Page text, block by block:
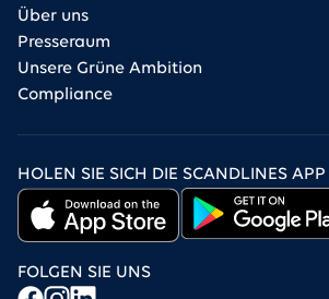
Über uns
Presseraum
Unsere Grüne Ambition
Compliance
HOLEN SIE SICH DIE SCANDLINES APP
FOLGEN SIE UNS